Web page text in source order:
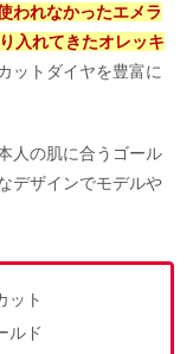
指輪修理！サイズ
のアフターサービ
層や対象年齢も
齢層も紹介
われなかったエメラ
入れてきたオレッキ
ットダイヤを豊富に
人の肌に合うゴール
デザインでモデルや
ット
ルド